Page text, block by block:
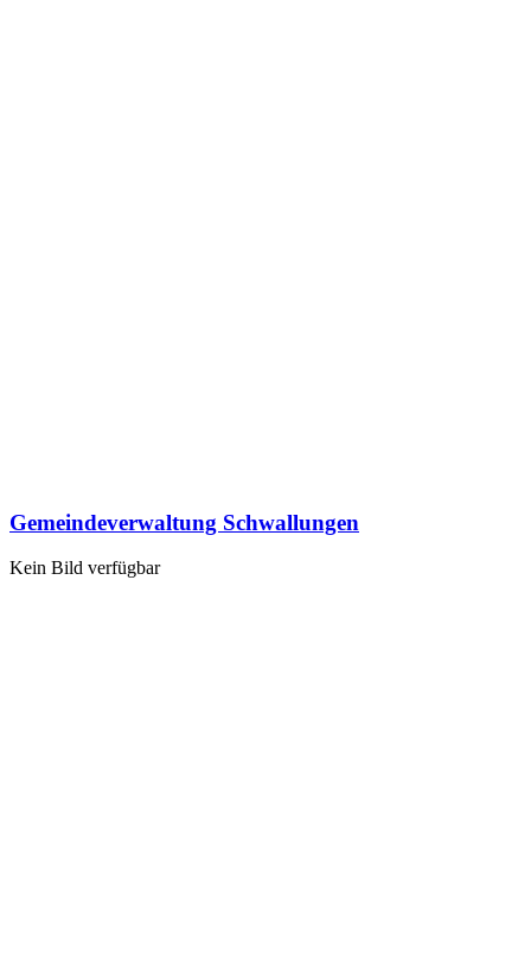
Gemeindeverwaltung Schwallungen
Kein Bild verfügbar